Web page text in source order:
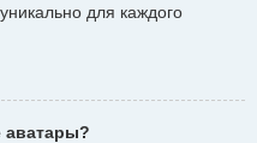
для каждого
аватары?